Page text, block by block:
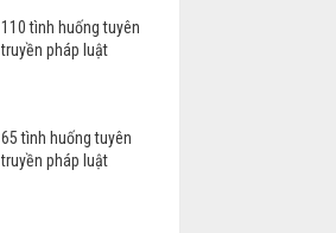
110 tình huống tuyên
truyền pháp luật
65 tình huống tuyên
truyền pháp luật